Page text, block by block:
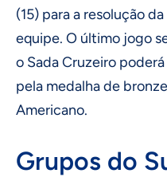
(15) para a resolução
equipe. O último jogo
o Sada Cruzeiro
pela medalha de
Americano.
Grupos do